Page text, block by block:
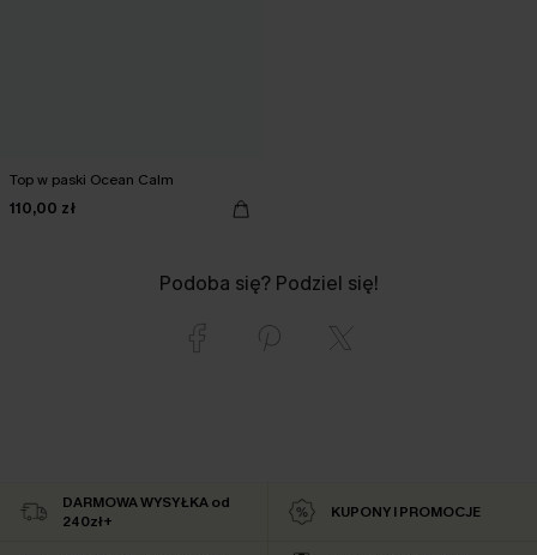
Top w paski Ocean Calm
110,00 zł
Podoba się? Podziel się!
DARMOWA WYSYŁKA od
240zł+
KUPONY I PROMOCJE